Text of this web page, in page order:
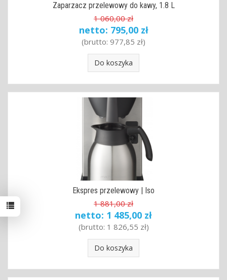
Zaparzacz przelewowy do kawy, 1.8 L
1 060,00 zł
netto: 795,00 zł
(brutto: 977,85 zł)
Do koszyka
Ekspres przelewowy | Iso
1 881,00 zł
netto: 1 485,00 zł
(brutto: 1 826,55 zł)
Do koszyka